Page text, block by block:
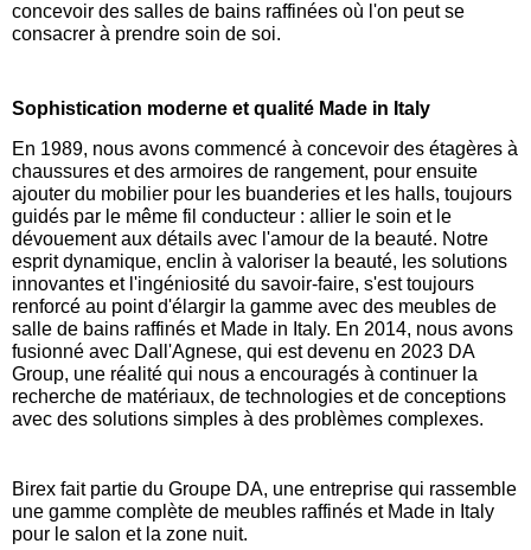
concevoir des salles de bains raffinées où l'on peut se
consacrer à prendre soin de soi.
Sophistication moderne et qualité Made in Italy
En 1989, nous avons commencé à concevoir des étagères à
chaussures et des armoires de rangement, pour ensuite
ajouter du mobilier pour les buanderies et les halls, toujours
guidés par le même fil conducteur : allier le soin et le
dévouement aux détails avec l'amour de la beauté. Notre
esprit dynamique, enclin à valoriser la beauté, les solutions
innovantes et l'ingéniosité du savoir-faire, s'est toujours
renforcé au point d'élargir la gamme avec des meubles de
salle de bains raffinés et Made in Italy. En 2014, nous avons
fusionné avec Dall'Agnese, qui est devenu en 2023 DA
Group, une réalité qui nous a encouragés à continuer la
recherche de matériaux, de technologies et de conceptions
avec des solutions simples à des problèmes complexes.
Birex fait partie du Groupe DA, une entreprise qui rassemble
une gamme complète de meubles raffinés et Made in Italy
pour le salon et la zone nuit.